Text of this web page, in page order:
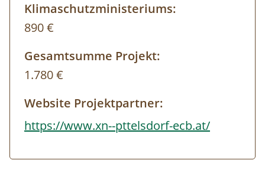
Klimaschutzministeriums:
890 €
Gesamtsumme Projekt:
1.780 €
Website Projektpartner:
https://www.xn--pttelsdorf-ecb.at/